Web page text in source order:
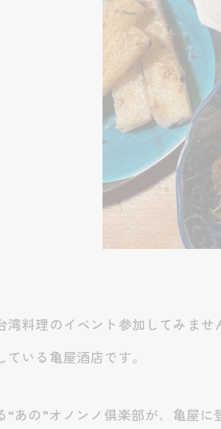
湾料理のイベント参加してみませ
いる亀屋酒店です。
“あの”オノンノ倶楽部が、亀屋に